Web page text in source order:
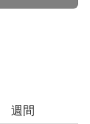
見えている
週間